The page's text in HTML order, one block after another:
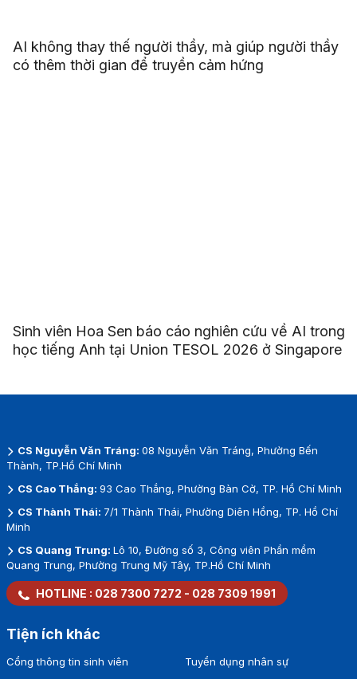
AI không thay thế người thầy, mà giúp người thầy
có thêm thời gian để truyền cảm hứng
Sinh viên Hoa Sen báo cáo nghiên cứu về AI trong
học tiếng Anh tại Union TESOL 2026 ở Singapore
CS Nguyễn Văn Tráng: 08 Nguyễn Văn Tráng, Phường Bến
Thành, TP.Hồ Chí Minh
CS Cao Thắng: 93 Cao Thắng, Phường Bàn Cờ, TP. Hồ Chí Minh
CS Thành Thái: 7/1 Thành Thái, Phường Diên Hồng, TP. Hồ Chí
Minh
CS Quang Trung: Lô 10, Đường số 3, Công viên Phần mềm
Quang Trung, Phường Trung Mỹ Tây, TP.Hồ Chí Minh
HOTLINE : 028 7300 7272 - 028 7309 1991
Tiện ích khác
Cổng thông tin sinh viên
Tuyển dụng nhân sự